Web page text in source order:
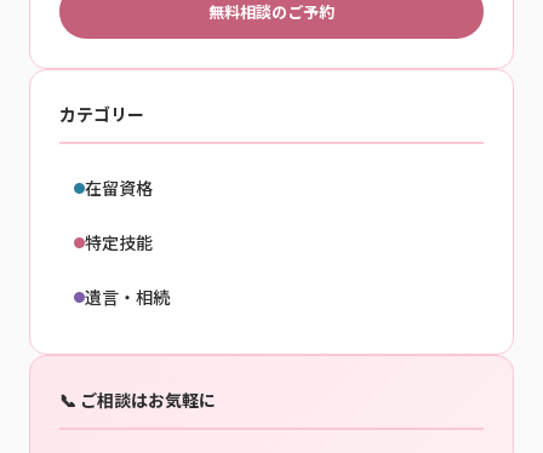
無料相談のご予約
カテゴリー
在留資格
特定技能
遺言・相続
📞 ご相談はお気軽に